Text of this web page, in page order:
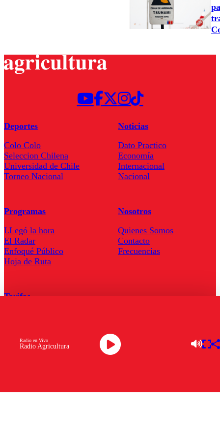
Radio Agricultura
Radio en Vivo
Deportes
Colo Colo
Seleccion Chilena
Universidad de Chile
Torneo Nacional
Noticias
Dato Practico
Economía
Internacional
Nacional
Programas
LLegó la hora
El Radar
Enfoqué Público
Hoja de Ruta
Nosotros
Quienes Somos
Contacto
Frecuencias
Tarifas
Descarga la APP